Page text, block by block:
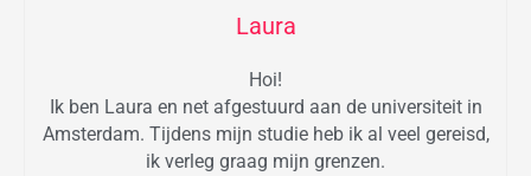
Laura
Hoi!
Ik ben Laura en net afgestuurd aan de universiteit in
Amsterdam. Tijdens mijn studie heb ik al veel gereisd,
ik verleg graag mijn grenzen.